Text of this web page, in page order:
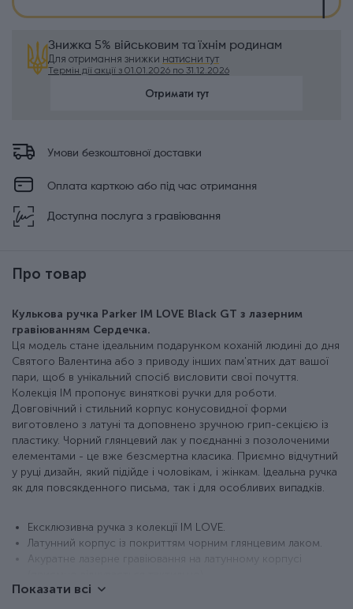
Знижка 5% військовим та їхнім родинам
Для отримання знижки натисни тут
Термін дії акції з 01.01.2026 по 31.12.2026
Отримати тут
Умови безкоштовної доставки
Оплата карткою або під час отримання
Доступна послуга з гравіювання
Про товар
Кулькова ручка Parker IM LOVE Black GT з лазерним
гравіюванням Сердечка.
Ця модель стане ідеальним подарунком коханій людині до дня
Святого Валентина або з приводу інших пам'ятних дат вашої
пари, щоб в унікальний спосіб висловити свої почуття.
Колекція IM пропонує виняткові ручки для роботи.
Довговічний і стильний корпус конусовидної форми
виготовлено з латуні та доповнено зручною грип-секцією із
пластику. Чорний глянцевий лак у поєднанні з позолоченими
елементами - це вже безсмертна класика. Приємно відчутний
у руці дизайн, який підійде і чоловікам, і жінкам. Ідеальна ручка
як для повсякденного письма, так і для особливих випадків.
Ексклюзивна ручка з колекції IM LOVE.
Латунний корпус із покриттям чорним глянцевим лаком.
Акуратне лазерне гравіювання на латунному корпусі
Деталізація PVD-позолотою.
Показати всі